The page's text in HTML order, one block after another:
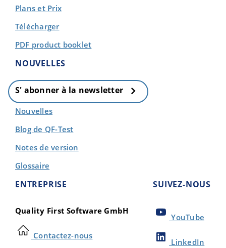
Plans et Prix
Télécharger
PDF product booklet
NOUVELLES
S' abonner à la newsletter
Nouvelles
Blog de QF-Test
Notes de version
Glossaire
ENTREPRISE
Quality First Software GmbH
Contactez-nous
SUIVEZ-NOUS
YouTube
LinkedIn